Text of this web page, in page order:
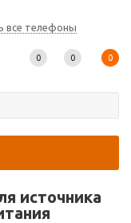
все телефоны
0 0 0
источника